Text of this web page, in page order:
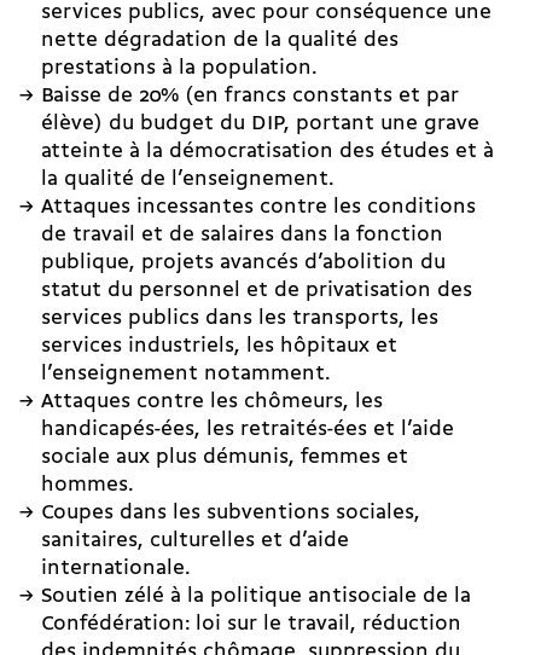
services publics, avec pour conséquence une
nette dégradation de la qualité des
prestations à la population.
Baisse de 20% (en francs constants et par
élève) du budget du DIP, portant une grave
atteinte à la démocratisation des études et à
la qualité de l’enseignement.
Attaques incessantes contre les conditions
de travail et de salaires dans la fonction
publique, projets avancés d’abolition du
statut du personnel et de privatisation des
services publics dans les transports, les
services industriels, les hôpitaux et
l’enseignement notamment.
Attaques contre les chômeurs, les
handicapés-ées, les retraités-ées et l’aide
sociale aux plus démunis, femmes et
hommes.
Coupes dans les subventions sociales,
sanitaires, culturelles et d’aide
internationale.
Soutien zélé à la politique antisociale de la
Confédération: loi sur le travail, réduction